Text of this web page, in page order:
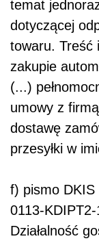
temat
dotyczącej
towaru. Treść
zakupie
(...)
umowy z
dostawę
przesyłki w
f) pismo
0113-
Działalność